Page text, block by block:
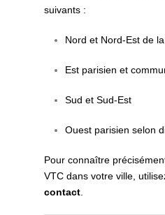
suivants :
Nord et Nord-Est de
Est parisien et
Sud et Sud-Est
Ouest parisien selon
Pour connaître
VTC dans votre ville,
contact